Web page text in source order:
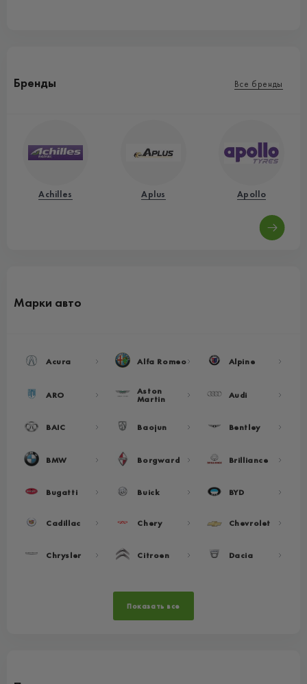
Бренды Все бренды
Achilles Aplus Apollo
Марки авто
Acura Alfa Romeo Alpine
ARO Aston
Martin Audi
BAIC Baojun Bentley
BMW Borgward Brilliance
Bugatti Buick BYD
Cadillac Chery Chevrolet
Chrysler Citroen Dacia
Показать все